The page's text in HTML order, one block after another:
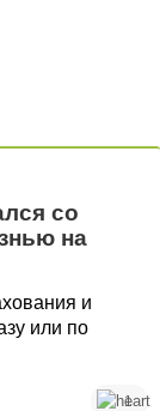
со
на
и
или по
1